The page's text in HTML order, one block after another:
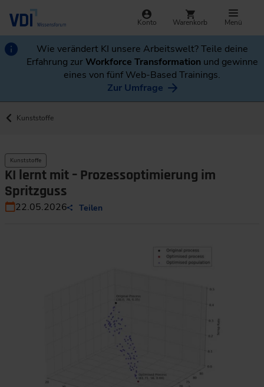
Konto Warenkorb Menü
Wie verändert KI unsere Arbeitswelt? Teile deine
Erfahrung zurWorkforce Transformation und gewinne
eines von fünf Web-Based Trainings.
Zur Umfrage
Kunststoffe
Kunststoffe
KI lernt mit – Prozessoptimierung im
Spritzguss
22.05.2026 Teilen